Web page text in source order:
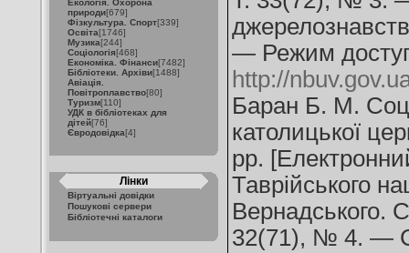
Екологія. Охорона
природи[679]
Фізкультура. Спорт[339]
Освіта[1746]
Музика[244]
Соціологія[468]
Економіка. Фінанси[7482]
Бібліотеки. Архіви[1488]
Авіація.
Повітроплавство[80]
Туризм[110]
УДК в бібліотеках для
дітей[76]
Євродовідка[4]
Лінки
Віртуальні довідки
Пошукові сервери
Бібліотечні каталоги
— Режим
http://
Баран Б. М.
католицької
рр.
Таврійського
Вернадського.
32(71), № 4. —